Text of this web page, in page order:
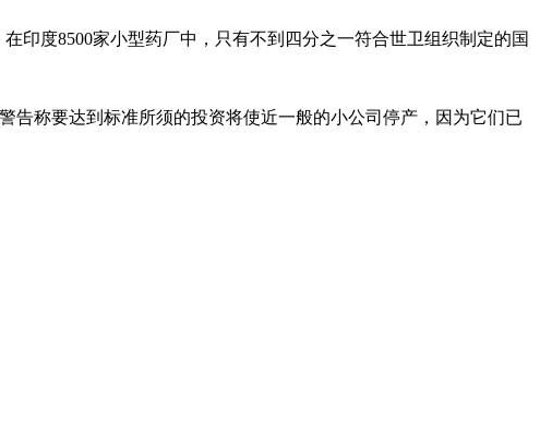
印度8500家小型药厂中，只有不到四分之一符合世卫组织制定的国
告称要达到标准所须的投资将使近一般的小公司停产，因为它们已